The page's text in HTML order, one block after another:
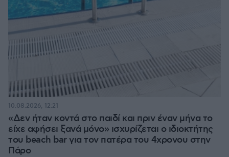
«Δεν ήταν κοντά στο παιδί και πριν έναν μήνα το
είχε αφήσει ξανά μόνο» ισχυρίζεται ο ιδιοκτήτης
του beach bar για τον πατέρα του 4χρονου στην
Πάρο
10.08.2026, 12:21